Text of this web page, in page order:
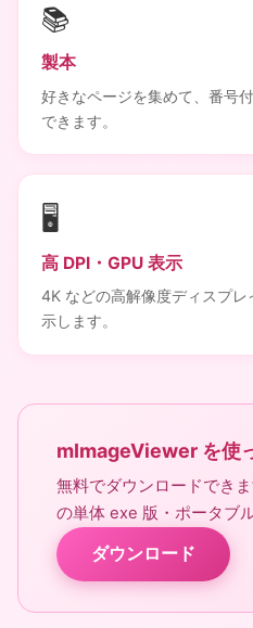
📚
製本
好きなページを集めて、番号
できます。
🖥️
高 DPI・GPU 表示
4K などの高解像度ディスプ
示します。
mImageViewer を使
無料でダウンロードでき
の単体 exe 版・ポータブ
ダウンロード